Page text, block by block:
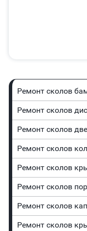
Ремонт сколов
Ремонт сколов
Ремонт сколов
Ремонт сколов
Ремонт сколов
Ремонт сколов
Ремонт сколов
Ремонт сколов